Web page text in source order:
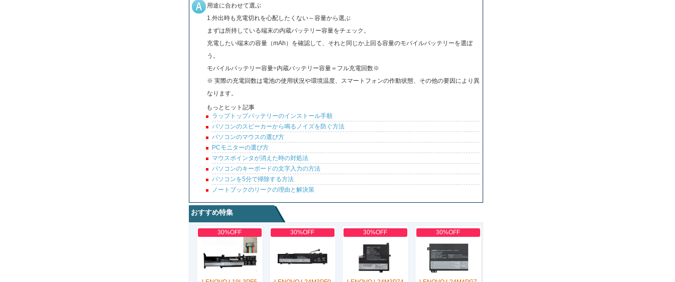
用途に合わせて選ぶ
1.外出時も充電切れを心配したくない～容量から選ぶ
まずは所持している端末の内蔵バッテリー容量をチェック。
充電したい端末の容量（mAh）を確認して、それと同じか上回る容量のモバイルバッテリーを選ぼ
う。
モバイルバッテリー容量÷内蔵バッテリー容量＝フル充電回数※
※ 実際の充電回数は電池の使用状況や環境温度、スマートフォンの作動状態、その他の要因により異
なります。
もっとヒット記事
ラップトップバッテリーのインストール手順
パソコンのスピーカーから鳴るノイズを防ぐ方法
パソコンのマウスの選び方
PCモニターの選び方
マウスポインタが消えた時の対処法
パソコンのキーボードの文字入力の方法
パソコンを5分で掃除する方法
ノートブックのリークの理由と解決策
おすすめ特集
30%OFF 30%OFF 30%OFF 30%OFF